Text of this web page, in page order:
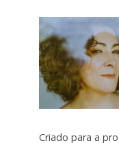
Criado para a